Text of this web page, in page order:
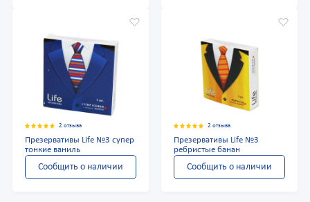
2 отзыва
Презервативы Life №3 супер
тонкие ваниль
Сообщить о наличии
2 отзыва
Презервативы Life №3
ребристые банан
Сообщить о наличии